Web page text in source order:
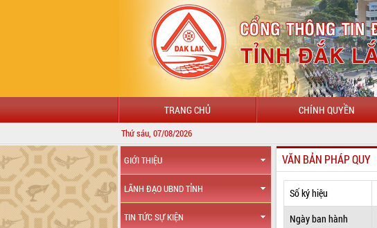
TRANG CHỦ CHÍNH QUYỀN
Thứ sáu, 07/08/2026
GIỚI THIỆU
LÃNH ĐẠO UBND TỈNH
TIN TỨC SỰ KIỆN
VĂN BẢN PHÁP QUY
Số ký hiệu
Ngày ban hành